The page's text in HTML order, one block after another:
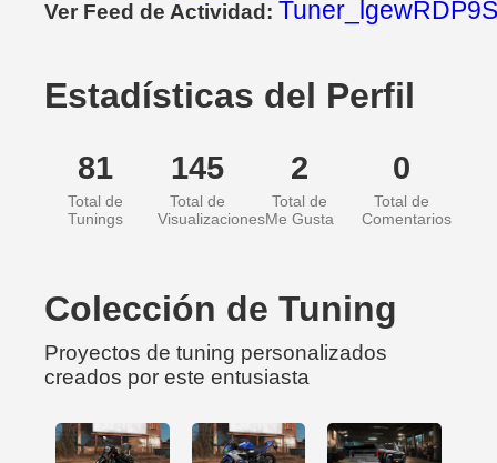
Ver Feed de Actividad:
Estadísticas del Perfil
81
Total de
Tunings
145
Total de
Visualizaciones
2
Total de
Me Gusta
0
Total de
Comentarios
Colección de Tuning
Proyectos de tuning personalizados
creados por este entusiasta